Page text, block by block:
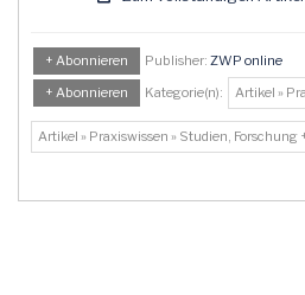
+ Abonnieren Publisher: ZWP online
+ Abonnieren
Kategorie(n): Artikel »
Artikel » Praxiswissen » Studien, Forschung